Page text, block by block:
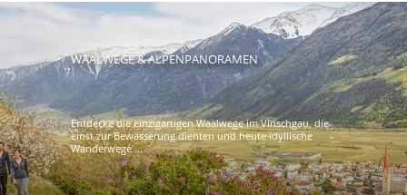
WAALWEGE & ALPENPANORAMEN
Entdecke die einzigartigen Waalwege im Vinschgau, die
einst zur Bewässerung dienten und heute idyllische
Wanderwege ...